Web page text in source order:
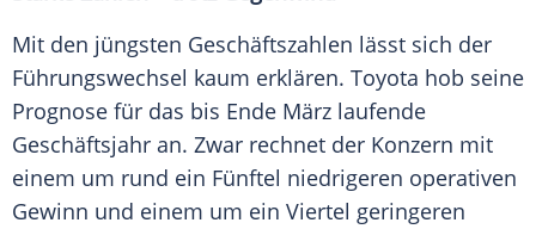
Mit den jüngsten Geschäftszahlen lässt sich der
Führungswechsel kaum erklären. Toyota hob seine
Prognose für das bis Ende März laufende
Geschäftsjahr an. Zwar rechnet der Konzern mit
einem um rund ein Fünftel niedrigeren operativen
Gewinn und einem um ein Viertel geringeren